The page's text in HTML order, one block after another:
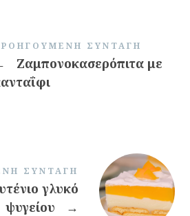
ΣΥΝΤΑΓΉ
Ζαμπονοκασερόπιτα με
ΣΥΝΤΑΓΉ
γλυκό
ψυγείου
→